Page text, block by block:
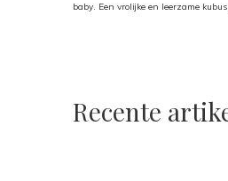
baby. Een vrolijke en leerzame
Recente